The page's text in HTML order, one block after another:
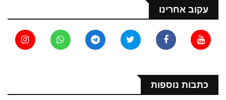
עקוב אחרינו
כתבות נוספות